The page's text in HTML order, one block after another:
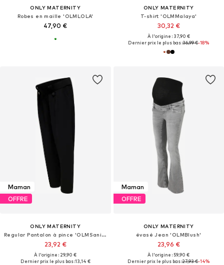
ONLY MATERNITY
Robes en maille 'OLMLOLA'
47,90 €
ONLY MATERNITY
T-shirt 'OLMMalaya'
30,32 €
À l'origine : 37,90 €
Dernier prix le plus bas :36,99 €-18%
Maman
OFFRE
ONLY MATERNITY
Regular Pantalon à pince 'OLMSania'
23,92 €
À l'origine : 29,90 €
Dernier prix le plus bas :13,14 €
Maman
OFFRE
ONLY MATERNITY
évasé Jean 'OLMBlush'
23,96 €
À l'origine : 59,90 €
Dernier prix le plus bas :27,93 €-14%